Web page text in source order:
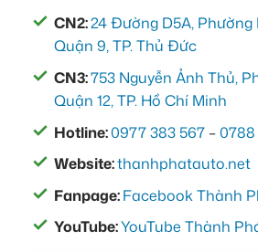
CN2:24 Đường D5A, Phường
Quận 9, TP. Thủ Đức
CN3:753 Nguyễn Ảnh Thủ,
Quận 12, TP. Hồ Chí Minh
Hotline:0977 383 567 –0788
Website:thanhphatauto.net
Fanpage:Facebook Thành
YouTube:YouTube Thành